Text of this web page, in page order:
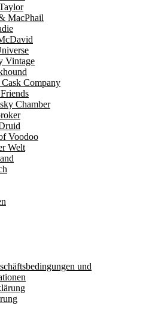
MacPhail
Vintage
Company
Chamber
Voodoo
Welt
und